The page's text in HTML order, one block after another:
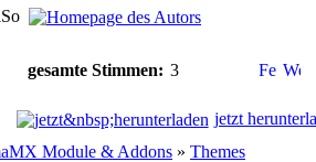
gesamte Stimmen: 3
jetzt
Module & Addons » Themes